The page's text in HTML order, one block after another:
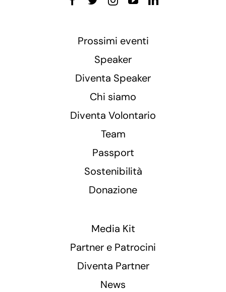
Prossimi eventi
Speaker
Diventa Speaker
Chi siamo
Diventa Volontario
Team
Passport
Sostenibilità
Donazione
Media Kit
Partner e Patrocini
Diventa Partner
News